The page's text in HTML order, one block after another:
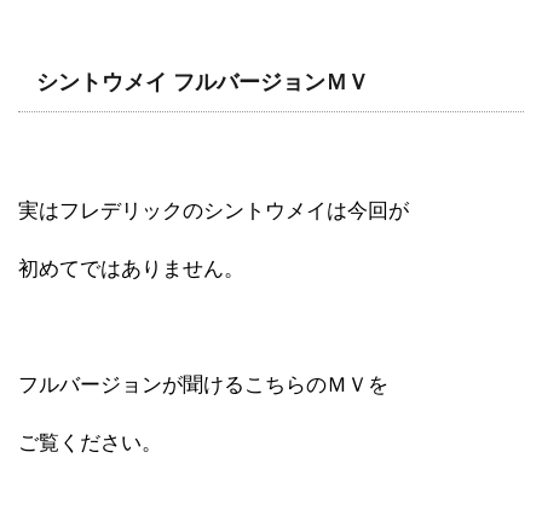
シントウメイ フルバージョンＭＶ
実はフレデリックのシントウメイは今回が
初めてではありません。
フルバージョンが聞けるこちらのＭＶを
ご覧ください。